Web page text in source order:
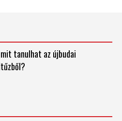
tanulhat az újbudai